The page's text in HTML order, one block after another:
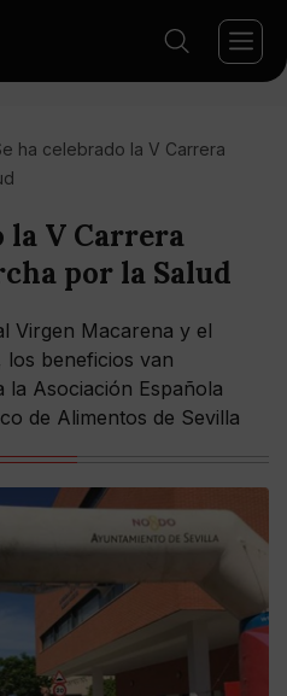
ha celebrado la V Carrera
la V Carrera
por la Salud
Virgen Macarena y el
los beneficios van
la Asociación Española
de Alimentos de Sevilla